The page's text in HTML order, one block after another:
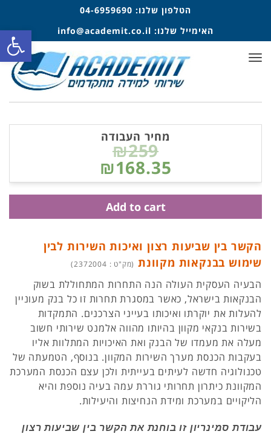
הטלפון שלנו: 04-6959690
האימייל שלנו: info@academit.co.il
תפריט
הקשר בין שביעות רצון ואיכות השירות לבין
שימוש בבנקאות מקוונת (מק"ט : 2372004)
הבעיה העסקית העולה הנה התחרות המתחוללת בשוק
הבנקאות בישראל, כאשר במסגרת תחרות זו כל בנק מעוניין
להעלות את יוקרתו ואיכותו בעייני הצרכנים. התמקדות
בשירות בנקאי מקוון בהיותו מהווה אלמנט שירותי חשוב
מעלה את מעמדו של הבנק ואת האיכויות המתלוות אליו
בעקבות הכנסת מערך השירות המקוון. בנוסף, הטמעתה של
טכנולוגיה חדשה לעיתים בעייתית ולכן עצם הכנסת המערכת
המקוונת כיתרון תחרותי גוררת עמה בעיה נוספת והיא
הליקויים במערכת ומידת הנחיצות והיעילות.
עבודת סמינריון זו בוחנת את הקשר בין שביעות רצון
מחיר העבודה
₪259
₪168.35
Add to cart
פתח